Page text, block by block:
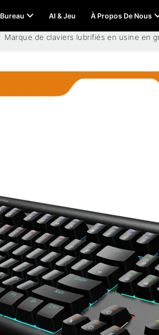
Bureau AI & Jeu À Propos De Nous
Marque de claviers lubrifiés en usine en